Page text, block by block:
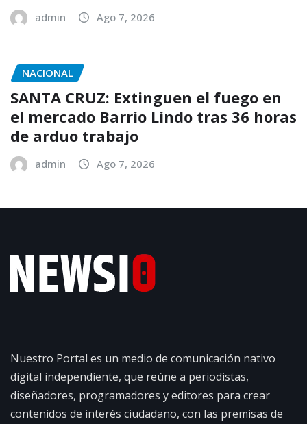
admin Ago 7, 2026
NACIONAL
SANTA CRUZ: Extinguen el fuego en
el mercado Barrio Lindo tras 36 horas
de arduo trabajo
admin Ago 7, 2026
Nuestro Portal es un medio de comunicación nativo
digital independiente, que reúne a periodistas,
diseñadores, programadores y editores para crear
contenidos de interés ciudadano, con las premisas de